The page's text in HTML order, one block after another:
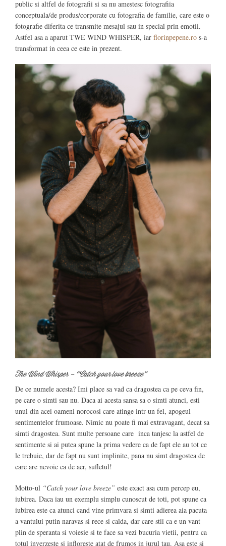
public si altfel de fotografii si sa nu amestesc fotografiia
conceptuala/de produs/corporate cu fotografia de familie, care este o
fotografie diferita ce transmite mesajul sau in special prin emotii.
Astfel asa a aparut TWE WIND WHISPER, iar florinpepene.ro s-a
transformat in ceea ce este in prezent.
The Wind Whisper – “Catch your love breeze”
De ce numele acesta? Imi place sa vad ca dragostea ca pe ceva fin,
pe care o simti sau nu. Daca ai acesta sansa sa o simti atunci, esti
unul din acei oameni norocosi care atinge intr-un fel, apogeul
sentimentelor frumoase. Nimic nu poate fi mai extravagant, decat sa
simti dragostea. Sunt multe persoane care inca tanjesc la astfel de
sentimente si ai putea spune la prima vedere ca de fapt ele au tot ce
le trebuie, dar de fapt nu sunt implinite, pana nu simt dragostea de
care are nevoie ca de aer, sufletul!
Motto-ul “Catch your love breeze” este exact asa cum percep eu,
iubirea. Daca iau un exemplu simplu cunoscut de toti, pot spune ca
iubirea este ca atunci cand vine primvara si simti adierea aia pacuta
a vantului putin naravas si rece si calda, dar care stii ca e un vant
plin de speranta si voiesie si te face sa vezi bucuria vietii, pentru ca
totul inverzeste si infloreste atat de frumos in jurul tau. Asa este si